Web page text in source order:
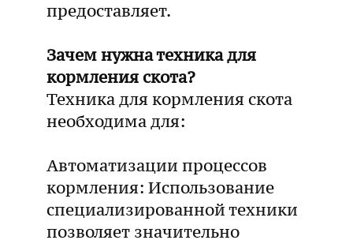
предоставляет.
Зачем нужна техника для
кормления скота?
Техника для кормления скота
необходима для:
Автоматизации процессов
кормления: Использование
специализированной техники
позволяет значительно